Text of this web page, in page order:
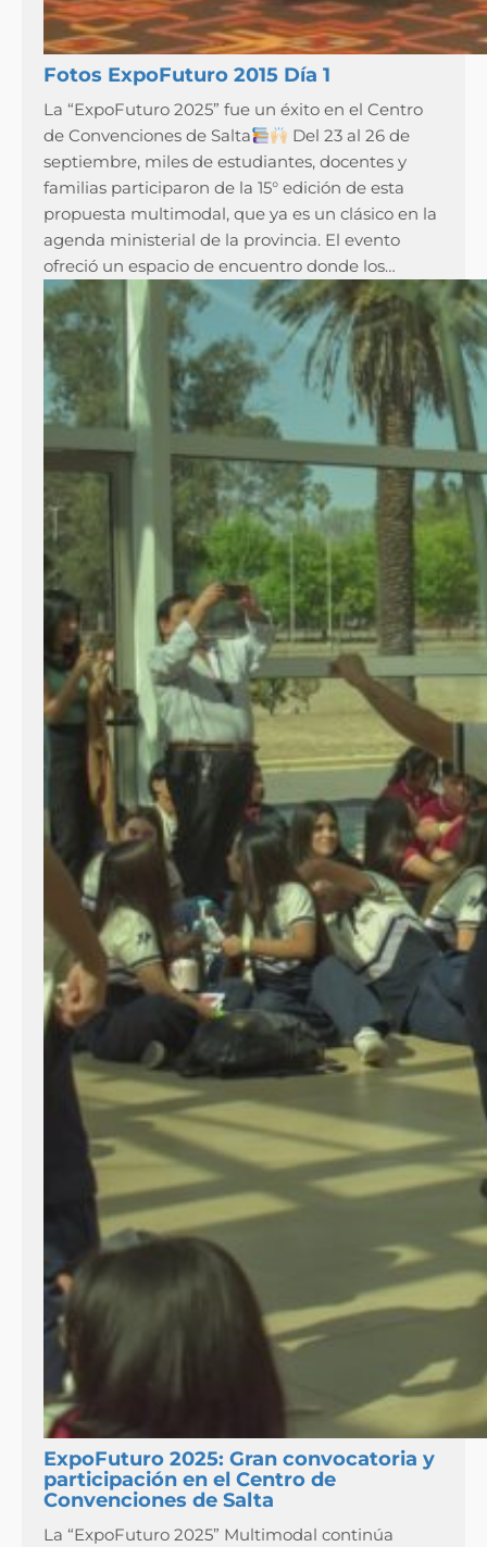
Fotos ExpoFuturo 2015 Día 1
La “ExpoFuturo 2025” fue un éxito en el Centro
de Convenciones de Salta
Del 23 al 26 de
septiembre, miles de estudiantes, docentes y
familias participaron de la 15° edición de esta
propuesta multimodal, que ya es un clásico en la
agenda ministerial de la provincia. El evento
ofreció un espacio de encuentro donde los…
ExpoFuturo 2025: Gran convocatoria y
participación en el Centro de
Convenciones de Salta
La “ExpoFuturo 2025” Multimodal continúa